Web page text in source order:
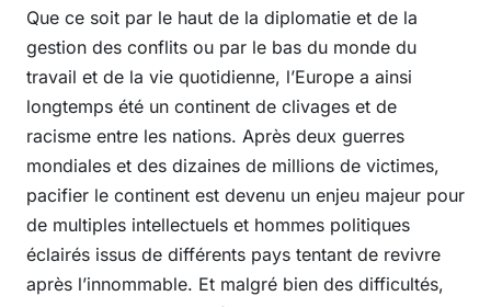
Que ce soit par le haut de la diplomatie et de la
gestion des conflits ou par le bas du monde du
travail et de la vie quotidienne, l’Europe a ainsi
longtemps été un continent de clivages et de
racisme entre les nations. Après deux guerres
mondiales et des dizaines de millions de victimes,
pacifier le continent est devenu un enjeu majeur pour
de multiples intellectuels et hommes politiques
éclairés issus de différents pays tentant de revivre
après l’innommable. Et malgré bien des difficultés,